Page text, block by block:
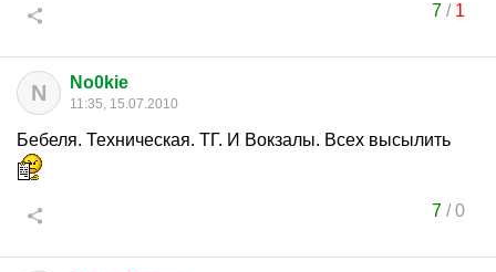
7/ 1
N No0kie
11:35, 15.07.2010
Бебеля. Техническая. ТГ. И Вокзалы. Всех высылить
7/0